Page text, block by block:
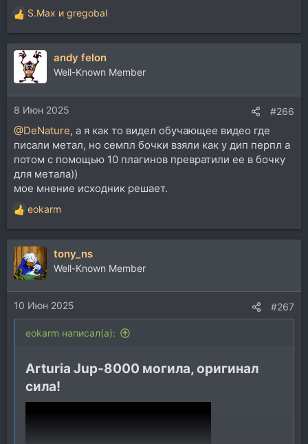
Р
е
а
и
и
:
S.Max и gregobal
andy felon
Well-Known Member
8 Июн 2025 #266
@DeNature, а я как то видел обучающее видео где
писали метал, но семпл бочки взяли как у дип перпл а
потом с помощью 10 плагинов превратили ее в бочку
для метала))
мое мнение исходник решает.
Р
е
а
к
ц
и
и
:
eokarm
tony_ns
Well-Known Member
10 Июн 2025 #267
eokarm написал(а):
Arturia Jup-8000 могила, оригинал
сила!​